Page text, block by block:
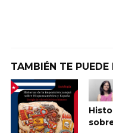
TAMBIÉN TE PUEDE